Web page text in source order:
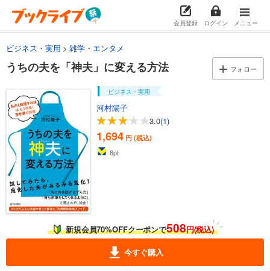
会員登録 ログイン メニュー
ビジネス・実用 雑学・エンタメ
うちの夫を「神夫」に変える方法 フォロー
ビジネス・実用
河村陽子
3.0(1)
1,694 円 (税込)
8pt
新規会員70%OFFクーポンで508円(税込)
今すぐ購入